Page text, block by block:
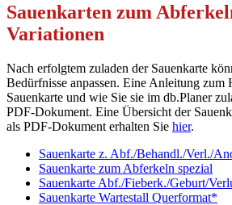
Sauenkarten zum
Variationen
Nach erfolgtem zuladen der Sauenkarte
Bedürfnisse anpassen. Eine Anleitung zum
Sauenkarte und wie Sie sie im db.Planer
PDF-Dokument. Eine Übersicht der
als PDF-Dokument erhalten Sie hier.
Sauenkarte z. Abf./Behandl./Verl./
Sauenkarte zum Abferkeln spezial
Sauenkarte Abf./Fieberk./Geburt/
Sauenkarte Wartestall Querformat*